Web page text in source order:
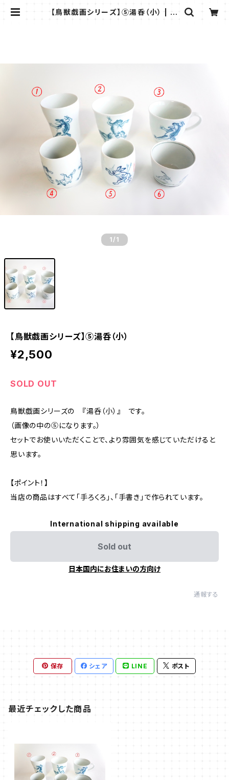
【鳥獣戯画シリーズ】⑤湯呑（小） | 有
1 /1
【鳥獣戯画シリーズ】⑤湯呑（小）
¥2,500
SOLD OUT
鳥獣戯画シリーズの 『湯呑（小）』 です。
（画像の中の⑤になります。）
セットでお使いいただくことで、より雰囲気を感じていただけると
思います。
【ポイント！】
当店の商品はすべて「手ろくろ」、「手書き」で作られています。
International shipping available
Sold out
日本国内にお住まいの方向け
通報する
保存 シェア LINE ポスト
最近チェックした商品